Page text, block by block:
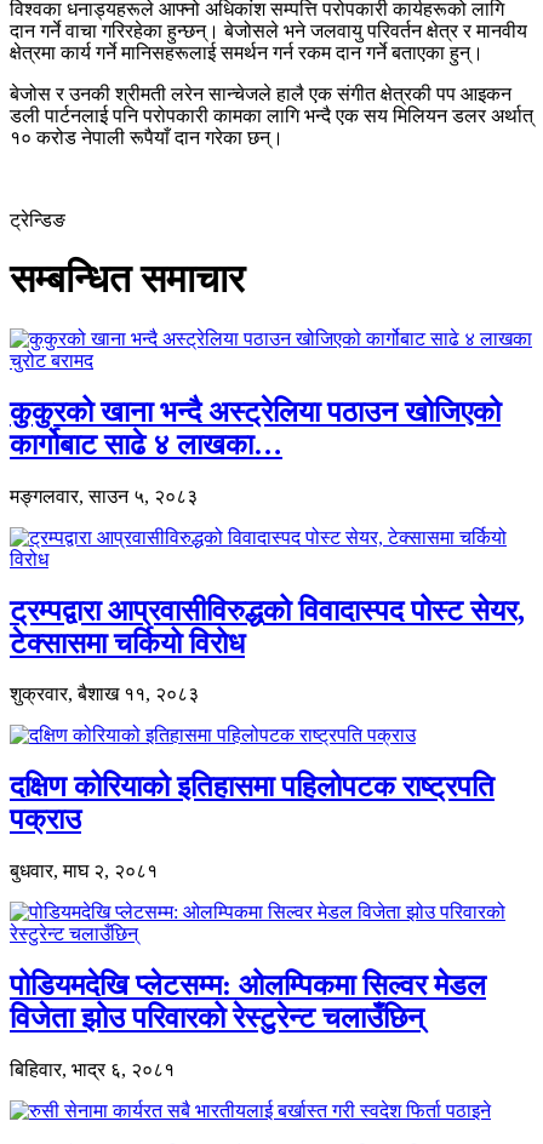
विश्वका धनाड्यहरूले आफ्नो अधिकांश सम्पत्ति परोपकारी कार्यहरूको लागि
दान गर्ने वाचा गरिरहेका हुन्छन्। बेजोसले भने जलवायु परिवर्तन क्षेत्र र मानवीय
क्षेत्रमा कार्य गर्ने मानिसहरूलाई समर्थन गर्न रकम दान गर्ने बताएका हुन्।
बेजोस र उनकी श्रीमती लरेन सान्चेजले हालै एक संगीत क्षेत्रकी पप आइकन
डली पार्टनलाई पनि परोपकारी कामका लागि भन्दै एक सय मिलियन डलर अर्थात्
१० करोड नेपाली रूपैयाँ दान गरेका छन्।
ट्रेन्डिङ
सम्बन्धित समाचार
कुकुरको खाना भन्दै अस्ट्रेलिया पठाउन खोजिएको
कार्गोबाट साढे ४ लाखका…
मङ्गलवार, साउन ५, २०८३
ट्रम्पद्वारा आप्रवासीविरुद्धको विवादास्पद पोस्ट सेयर,
टेक्सासमा चर्कियो विरोध
शुक्रवार, बैशाख ११, २०८३
दक्षिण कोरियाको इतिहासमा पहिलोपटक राष्ट्रपति
पक्राउ
बुधवार, माघ २, २०८१
पोडियमदेखि प्लेटसम्म: ओलम्पिकमा सिल्वर मेडल
विजेता झोउ परिवारको रेस्टुरेन्ट चलाउँछिन्
बिहिवार, भाद्र ६, २०८१